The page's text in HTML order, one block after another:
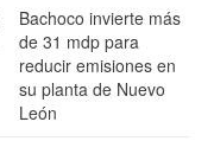
Bachoco invierte más
de 31 mdp para
reducir emisiones en
su planta de Nuevo
León